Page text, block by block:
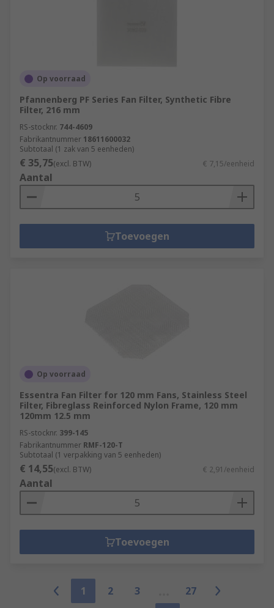
Op voorraad
Pfannenberg PF Series Fan Filter, Synthetic Fibre
Filter, 216 mm
RS-stocknr. 744-4609
Fabrikantnummer 18611600032
Subtotaal (1 zak van 5 eenheden)
€ 35,75(excl. BTW) € 7,15/eenheid
Aantal
Toevoegen
Op voorraad
Essentra Fan Filter for 120 mm Fans, Stainless Steel
Filter, Fibreglass Reinforced Nylon Frame, 120 mm
120mm 12.5 mm
RS-stocknr. 399-145
Fabrikantnummer RMF-120-T
Subtotaal (1 verpakking van 5 eenheden)
€ 14,55(excl. BTW) € 2,91/eenheid
Aantal
Toevoegen
1 2 3
27